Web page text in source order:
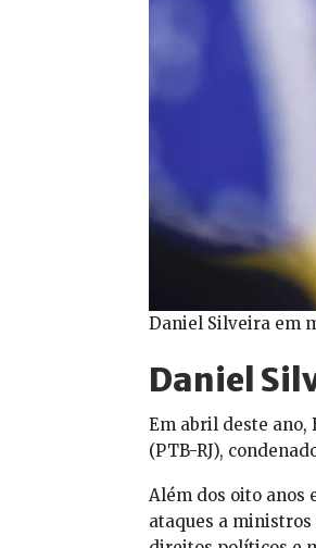
Daniel Silveira em
Daniel
Em abril deste ano,
(PTB-RJ),
Além dos oito anos
ataques a